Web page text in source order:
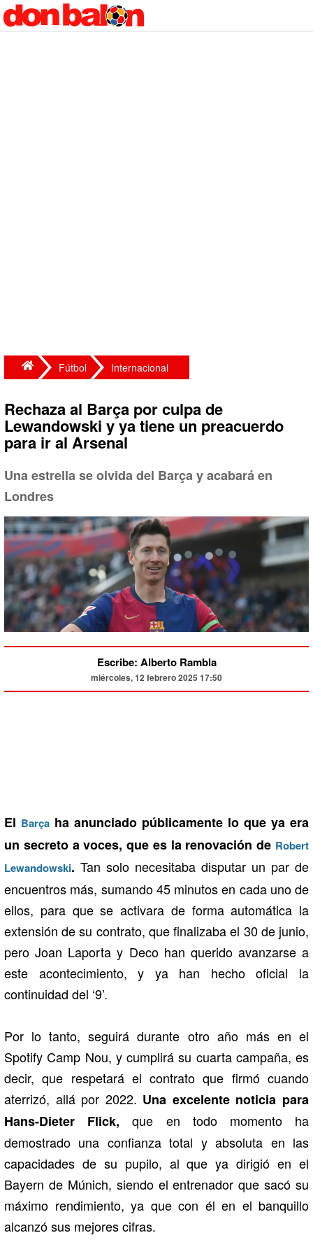
Fútbol Internacional
Rechaza al Barça por culpa de
Lewandowski y ya tiene un preacuerdo
para ir al Arsenal
Una estrella se olvida del Barça y acabará en
Londres
Escribe: Alberto Rambla
miércoles, 12 febrero 2025 17:50
El Barça ha anunciado públicamente lo que ya era
un secreto a voces, que es la renovación de Robert
Lewandowski. Tan solo necesitaba disputar un par de
encuentros más, sumando 45 minutos en cada uno de
ellos, para que se activara de forma automática la
extensión de su contrato, que finalizaba el 30 de junio,
pero Joan Laporta y Deco han querido avanzarse a
este acontecimiento, y ya han hecho oficial la
continuidad del ‘9’.
Por lo tanto, seguirá durante otro año más en el
Spotify Camp Nou, y cumplirá su cuarta campaña, es
decir, que respetará el contrato que firmó cuando
aterrizó, allá por 2022. Una excelente noticia para
Hans-Dieter Flick, que en todo momento ha
demostrado una confianza total y absoluta en las
capacidades de su pupilo, al que ya dirigió en el
Bayern de Múnich, siendo el entrenador que sacó su
máximo rendimiento, ya que con él en el banquillo
alcanzó sus mejores cifras.